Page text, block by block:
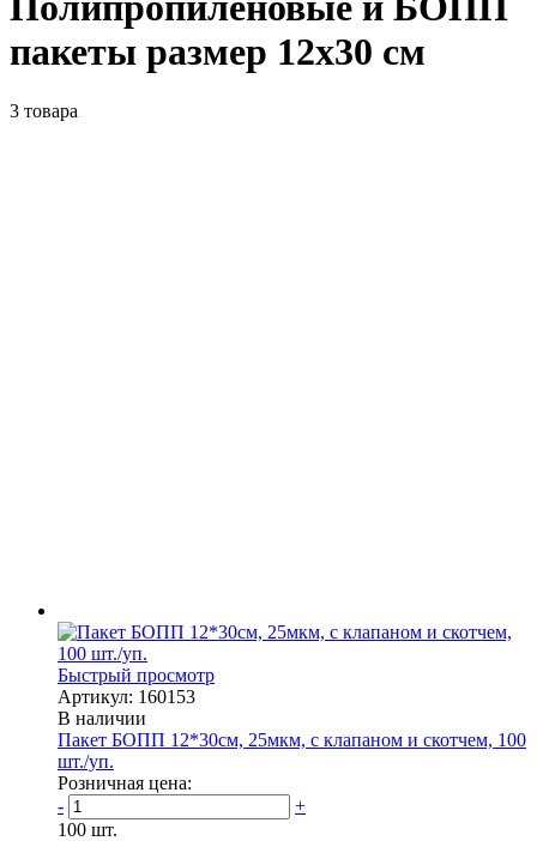
пакеты размер 12x30 см
3 товара
Быстрый просмотр
Артикул: 160153
В наличии
Пакет БОПП 12*30см, 25мкм, с клапаном и скотчем, 100
шт./уп.
Розничная цена:
-
+
100 шт.